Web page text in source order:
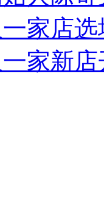
家店
家新